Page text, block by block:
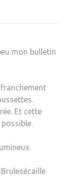
mon bulletin
Et cette